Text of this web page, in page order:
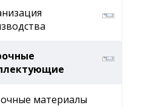
материалы